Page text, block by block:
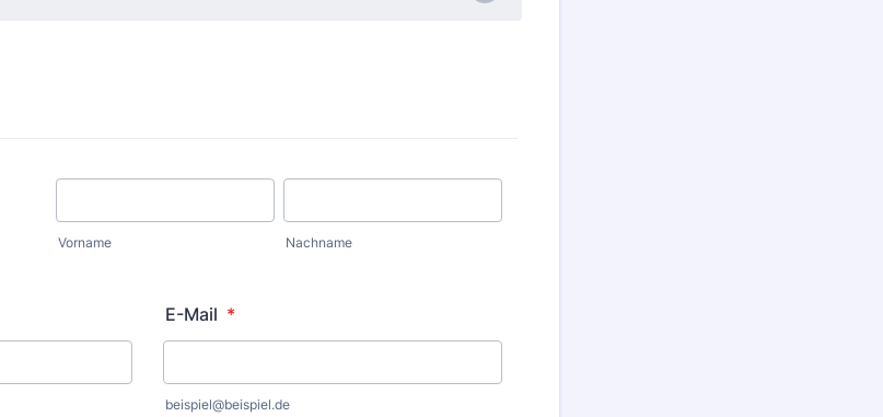
Vorname Nachname
E-Mail *
beispiel@beispiel.de